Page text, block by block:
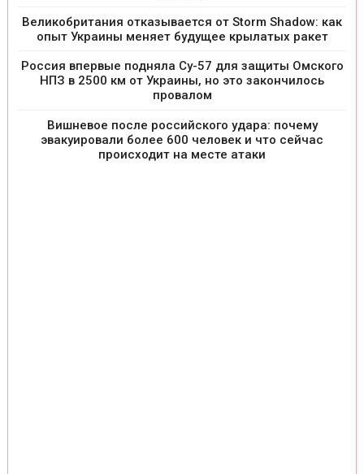
Великобритания отказывается от Storm Shadow: как
опыт Украины меняет будущее крылатых ракет
Россия впервые подняла Су-57 для защиты Омского
НПЗ в 2500 км от Украины, но это закончилось
провалом
Вишневое после российского удара: почему
эвакуировали более 600 человек и что сейчас
происходит на месте атаки